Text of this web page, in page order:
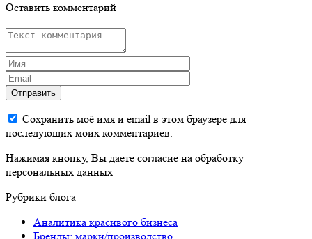
Оставить комментарий
Отправить
Сохранить моё имя и email в этом браузере для
последующих моих комментариев.
Нажимая кнопку, Вы даете согласие на обработку
персональных данных
Рубрики блога
Аналитика красивого бизнеса
Бренды: марки/производство